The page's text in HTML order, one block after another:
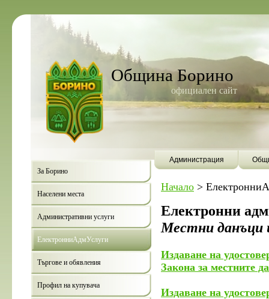
Община Борино
официален сайт
Администрация
За Борино
Населени места
Административни услуги
ЕлектронниАдмУслуги
Търгове и обявления
Профил на купувача
Начало >
Електронни
Местни данъци
Издаване на
Закона за местните
Издаване на